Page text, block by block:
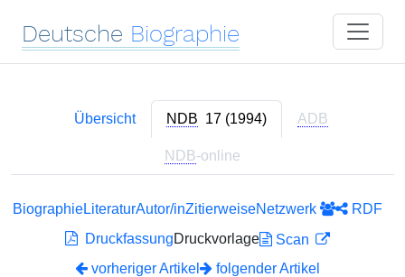
Deutsche Biographie
Übersicht NDB 17 (1994) ADB
NDB-online
BiographieLiteraturAutor/inZitierweiseNetzwerk
RDF
DruckfassungDruckvorlage
Scan
vorheriger Artikel
folgender Artikel